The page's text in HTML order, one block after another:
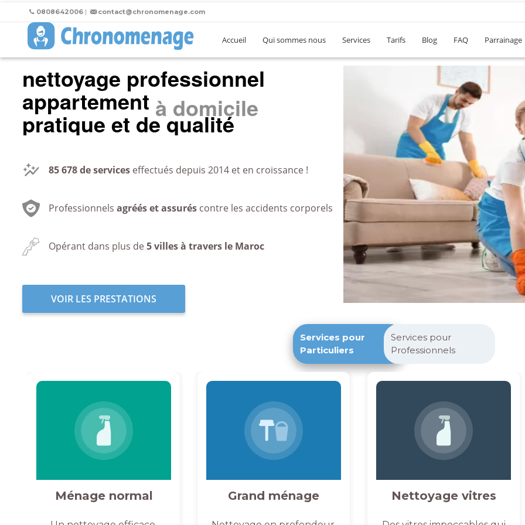
0808642006 | contact@chronomenage.com
Accueil Qui sommes nous Services Tarifs Blog FAQ Parrainage
nettoyage professionnel
appartement au bureau
pratique et de qualité
85 678de services effectués depuis 2014 et en croissance !
Professionnels agréés et assurés contre les accidents corporels
Opérant dans plus de5 villes à travers le Maroc
VOIR LES PRESTATIONS
Services pour
Particuliers
Services pour
Professionnels
Ménage normal Grand ménage Nettoyage vitres